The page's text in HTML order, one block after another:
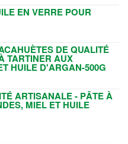
EN VERRE POUR
DE QUALITÉ
TARTINER AUX
HUILE D'ARGAN-500G
ARTISANALE - PÂTE À
MIEL ET HUILE